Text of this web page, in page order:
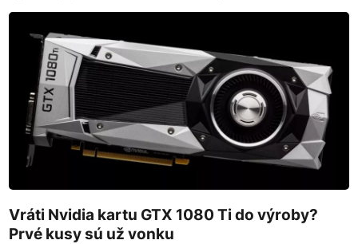
Vráti Nvidia kartu GTX 1080 Ti do výroby?
Prvé kusy sú už vonku